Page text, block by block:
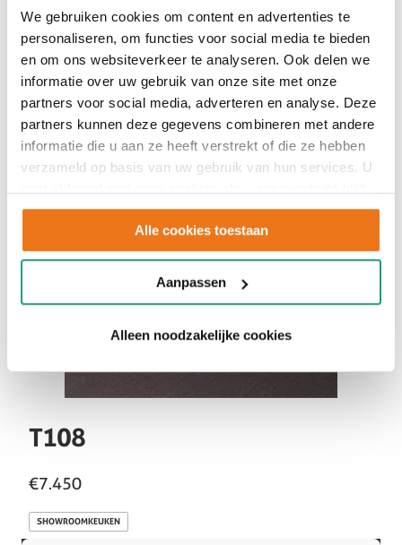
We gebruiken cookies om content en advertenties te
personaliseren, om functies voor social media te bieden
en om ons websiteverkeer te analyseren. Ook delen we
informatie over uw gebruik van onze site met onze
partners voor social media, adverteren en analyse. Deze
partners kunnen deze gegevens combineren met andere
informatie die u aan ze heeft verstrekt of die ze hebben
verzameld op basis van uw gebruik van hun services. U
gebruiken.
Alle cookies toestaan
Aanpassen
Alleen noodzakelijke cookies
T108
€7.450
SHOWROOMKEUKEN